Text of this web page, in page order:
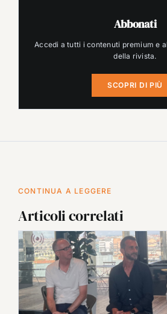
Abbonati
Accedi a tutti i contenuti premium e
della rivista.
SCOPRI DI PIÙ
CONTINUA A LEGGERE
Articoli correlati